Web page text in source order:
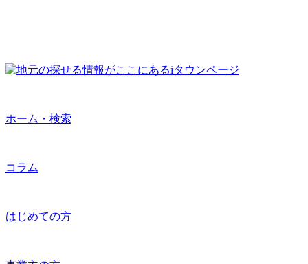
ホーム・検索
コラム
はじめての方